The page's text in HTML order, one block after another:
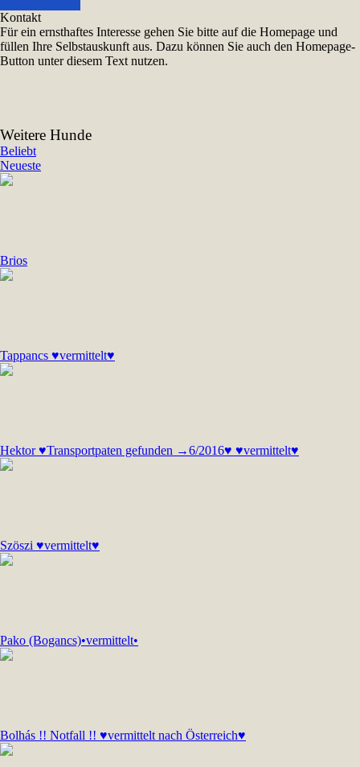
Kontakt
Für ein ernsthaftes Interesse gehen Sie bitte auf die Homepage und
füllen Ihre Selbstauskunft aus. Dazu können Sie auch den Homepage-
Button unter diesem Text nutzen.
Weitere Hunde
Beliebt
Neueste
Brios
Tappancs ♥vermittelt♥
Hektor ♥Transportpaten gefunden →6/2016♥ ♥vermittelt♥
Szöszi ♥vermittelt♥
Pako (Bogancs)•vermittelt•
Bolhás !! Notfall !! ♥vermittelt nach Österreich♥